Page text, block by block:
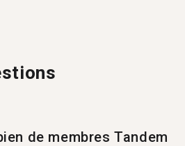
de membres Tandem